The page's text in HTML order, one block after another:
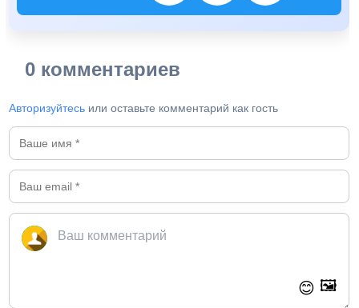
0 комментариев
Авторизуйтесь или оставьте комментарий как гость
😊 🖼️